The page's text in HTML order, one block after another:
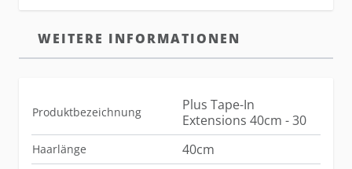
WEITERE INFORMATIONEN
Produktbezeichnung
Plus Tape-In
Extensions 40cm - 30
Haarlänge 40cm